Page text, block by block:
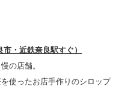
・近鉄奈良駅すぐ）
の店舗。
使ったお店手作りのシロップ